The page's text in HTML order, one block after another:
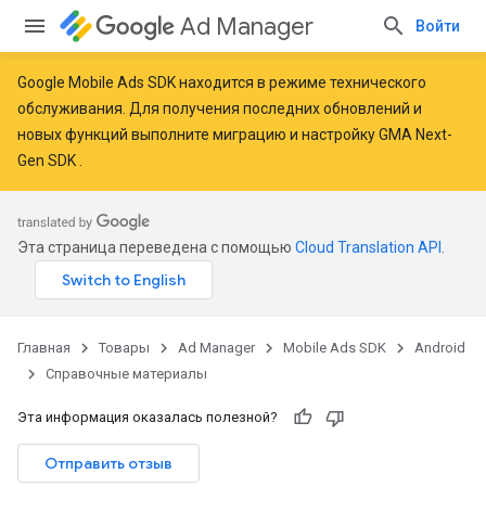
Ad Manager Войти
Google Mobile Ads SDK находится в режиме технического
обслуживания. Для получения последних обновлений и
новых функций выполните миграцию и настройку GMA Next-
Gen SDK
Эта страница переведена с помощью Cloud Translation API
Главная Товары Ad Manager Mobile Ads SDK
Android
Справочные материалы
Эта информация оказалась полезной?
Отправить отзыв